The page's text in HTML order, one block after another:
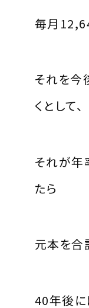
毎月
それを今
くとして、
それが年
たら
元本を
40年後